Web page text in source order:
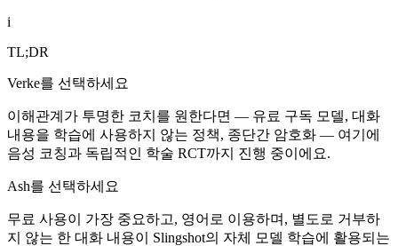
i
TL;DR
Verke를 선택하세요
이해관계가 투명한 코치를 원한다면 — 유료 구독 모델, 대화
내용을 학습에 사용하지 않는 정책, 종단간 암호화 — 여기에
음성 코칭과 독립적인 학술 RCT까지 진행 중이에요.
Ash를 선택하세요
무료 사용이 가장 중요하고, 영어로 이용하며, 별도로 거부하
지 않는 한 대화 내용이 Slingshot의 자체 모델 학습에 활용되는